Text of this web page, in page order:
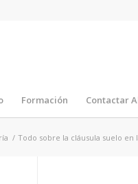
Formación Contactar
/ Todo sobre la cláusula suelo en